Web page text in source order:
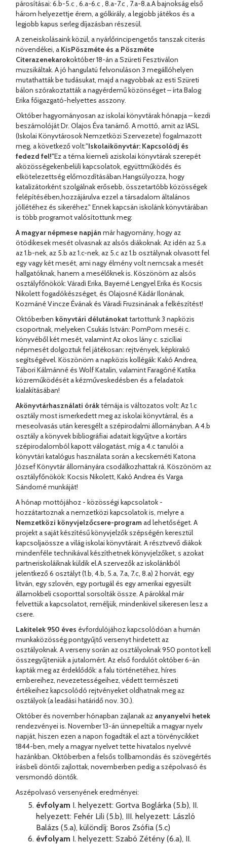
párosításai: 6.b-5.c , 6.a-6.c , 8.a-7.c , 7.a-8.a.A bajnokság első
három helyezettje érem, a gólkirály, a legjobb játékos és a
legjobb kapus serleg díjazásban részesül.
A zeneiskolásaink közül, a nyárlőrincipengetős tanszak citerás
növendékei, a KisPöszméte és a Pöszméte
Citerazenekarokoktóber 18-án a Szüreti Fesztiválon
muzsikáltak. A jó hangulatú felvonuláson 3 megállóhelyen
mutathatták be tudásukat, majd a nagyobbak az esti Szüreti
bálon szórakoztatták a nagyérdemű közönséget – írta Balog
Erika főigazgató-helyettes asszony.
Október hagyományosan az iskolai könyvtárak hónapja – kezdi
beszámolóját Dr. Olajos Éva tanárnő. A mottó, amit az IASL
(Iskolai Könyvtárosok Nemzetközi Szervezete) fogalmazott
meg, a következő volt:"Iskolaikönyvtár: Kapcsolódj és
fedezd fel!"Ez a téma kiemeli aziskolai könyvtárak szerepét
aközösségekenbelüli kapcsolatok, együttműködés és
elkötelezettség előmozdításában.Hangsúlyozza, hogy
katalizátorként szolgálnak erősebb, összetartóbb közösségek
felépítésében,hozzájárulva ezzel a társadalom általános
jóllétéhez és sikeréhez." Ennek kapcsán iskolánk könyvtárában
is több programot valósítottunk meg:
A magyar népmese napján már hagyomány, hogy az
ötödikesek mesét olvasnak az alsós diákoknak. Az idén az 5.a
az 1.b-nek, az 5.b az 1.c-nek, az 5.c az 1.b osztálynak olvasott fel
egy vagy két mesét, ami nagy élmény volt nemcsak a mesét
hallgatóknak, hanem a mesélőknek is. Köszönöm az alsós
osztályfőnökök: Váradi Erika, Bayerné Lengyel Erika és Kocsis
Nikolett fogadókészséget, és Olajosné Kádár Ilonának,
Kozmáné Vincze Évának és Váradi Fruzsinának a felkészítést!
Októberben könyvtári délutánokattartottunk 3 napközis
csoportnak, melyeken Csukás István: PomPom meséi c.
könyvéből két mesét, valamint Az okos lány c. szicíliai
népmesét dolgoztuk fel játékosan: rejtvények, képkirakó
segítségével. Köszönöm a napközis kollégák: Kakó Andrea,
Tábori Kálmánné és Wolf Katalin, valamint Faragóné Katika
közreműködését a kézműveskedésben és a feladatok
kialakításában!
Akönyvtárhasználati óráktémája is változatos volt: Az 1.c
osztály most ismerkedett meg az iskolai könyvtárral, és a
meseolvasás után keresgélt a szépirodalmi állományban. A 4.b
osztály a könyvek bibliográfiai adatait kigyűjtve a kortárs
szépirodalomból kapott válogatást, míg a 4.c tanulói a
könyvtári katalógus használata során a kecskeméti Katona
József Könyvtár állományára csodálkozhattak rá. Köszönöm az
osztályfőnökök: Kocsis Nikolett, Kakó Andrea és Varga
Sándorné munkáját!
A hónap mottójához - közösségi kapcsolatok -
hozzátartoznak a nemzetközi kapcsolatok is, melyre a
Nemzetközi könyvjelzőcsere-programad lehetőséget. A
projekt a saját készítésű könyvjelzők szépségén keresztül
kapcsoljaössze a világ iskolai könyvtárait. A résztvevő diákok
mindenféle technikával készíthetnek könyvjelzőket, s azokat
partneriskoláiknak küldik el.A szervezők az iskolánkból
jelentkező 6 osztályt (1.b, 4.b, 5.a, 7.a, 7.c, 8.a) 2 horvát, egy
litván, egy szlovén, egy portugál és egy amerikai egyesült
államokbeli csoporttal sorsolták össze. A párokkal már
felvettük a kapcsolatot, reméljük, mindenkivel sikeresen lesz a
csere.
Lakitelek 950 éves évfordulójához kapcsolódóan a humán
munkaközösség pontgyűjtő versenyt hirdetett az
osztályoknak. A verseny során az osztályoknak 950 pontot kell
összegyűjteniük a jutalomért. Az első fordulót október 6-án
kapták meg az érdeklődők: a falu történetéhez, híres
embereihez, nevezetességeihez, védett természeti
értékeihez kapcsolódó rejtvényeket oldhatnak meg az
osztályok (a leadási határidő nov. 30.).
Október és november hónapban zajlanak az anyanyelvi hetek
rendezvényei is. November 13-án ünnepeltük a magyar nyelv
napját, hiszen ezen a napon fogadták el azt a törvénycikket
1844-ben, mely a magyar nyelvet tette hivatalos nyelvvé
hazánkban. Októberben a felsős tollbamondás és szövegértés
írásbeli döntői zajlottak, novemberben pedig a szépolvasó és
versmondó döntők.
Aszépolvasó versenyének eredményei:
évfolyam I. helyezett: Gortva Boglárka (5.b), II.
helyezett: Fehér Lili (5.b), III. helyezett: László
Balázs (5.a), különdíj: Boros Zsófia (5.c)
évfolyam I. helyezett: Szabó Zétény (6.a), II.